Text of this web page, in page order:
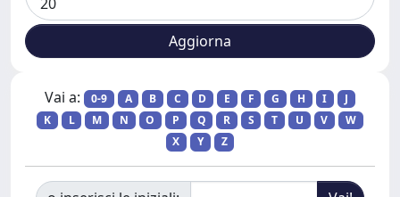
Vai a: 0-9 A B C D E F G H I
J
K
L M N O P Q R S T U V
W
X
Y Z